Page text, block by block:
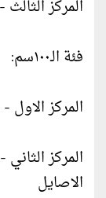
المركز
فئة الـ١٠٠سم:
المركز الاول
المركز
الاصايل